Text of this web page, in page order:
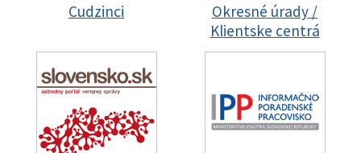
Cudzinci
Okresné úrady /
Klientske centrá